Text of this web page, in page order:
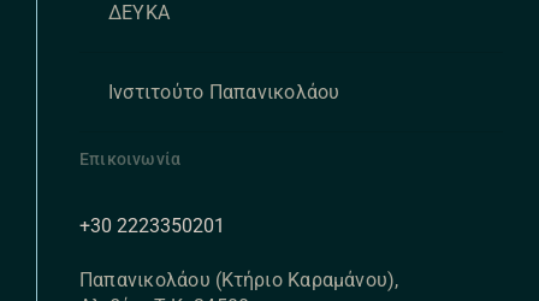
ΔΕΥΚΑ
Ινστιτούτο Παπανικολάου
Επικοινωνία
+30 2223350201
Παπανικολάου (Κτήριο Καραμάνου),